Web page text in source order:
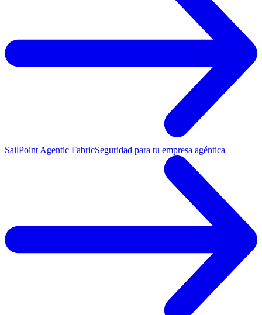
SailPoint Agentic FabricSeguridad para tu empresa agéntica